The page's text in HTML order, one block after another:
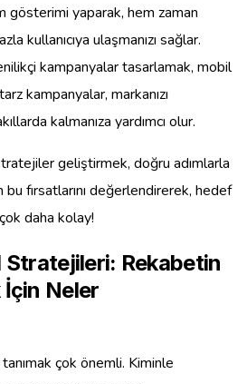
gösterimi yaparak, hem zaman
kullanıcıya ulaşmanızı sağlar.
kampanyalar tasarlamak, mobil
kampanyalar, markanızı
kalmanıza yardımcı olur.
geliştirmek, doğru adımlarla
fırsatlarını değerlendirerek, hedef
daha kolay!
Rekabetin
İçin Neler
çok önemli. Kiminle